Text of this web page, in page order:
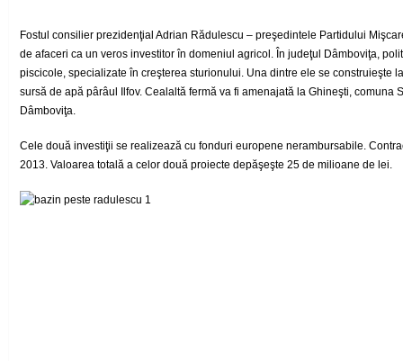
Fostul consilier prezidenţial Adrian Rădulescu – preşedintele Partidului
de afaceri ca un veros investitor în domeniul agricol. În judeţul Dâmboviţa,
piscicole, specializate în creşterea sturionului. Una dintre ele se construieşte
sursă de apă pârâul Ilfov. Cealaltă fermă va fi amenajată la Ghineşti, comuna
Dâmboviţa.
Cele două investiţii se realizează cu fonduri europene nerambursabile.
2013. Valoarea totală a celor două proiecte depăşeşte 25 de milioane de lei.